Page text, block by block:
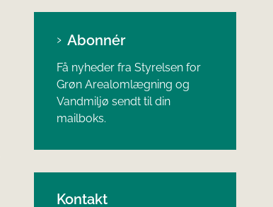
Abonnér
Få nyheder fra Styrelsen for
Grøn Arealomlægning og
Vandmiljø sendt til din
mailboks.
Kontakt